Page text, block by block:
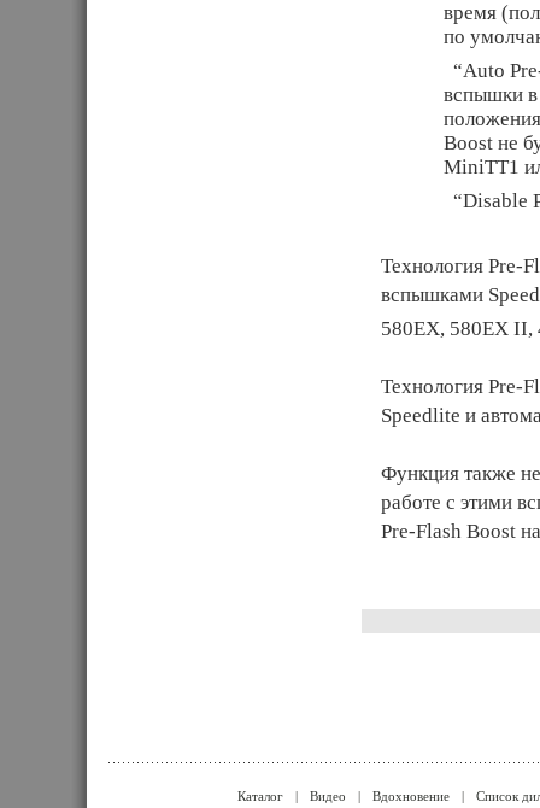
время
по
“Auto
вспышки в
Boost не
MiniTT1
“Disable
Технология Pre-
вспышками
580EX, 580EX II,
Технология Pre-
Speedlite и
Функция также
работе с этими
Pre-Flash Boost
Каталог | Видео | Вдохновение | Список